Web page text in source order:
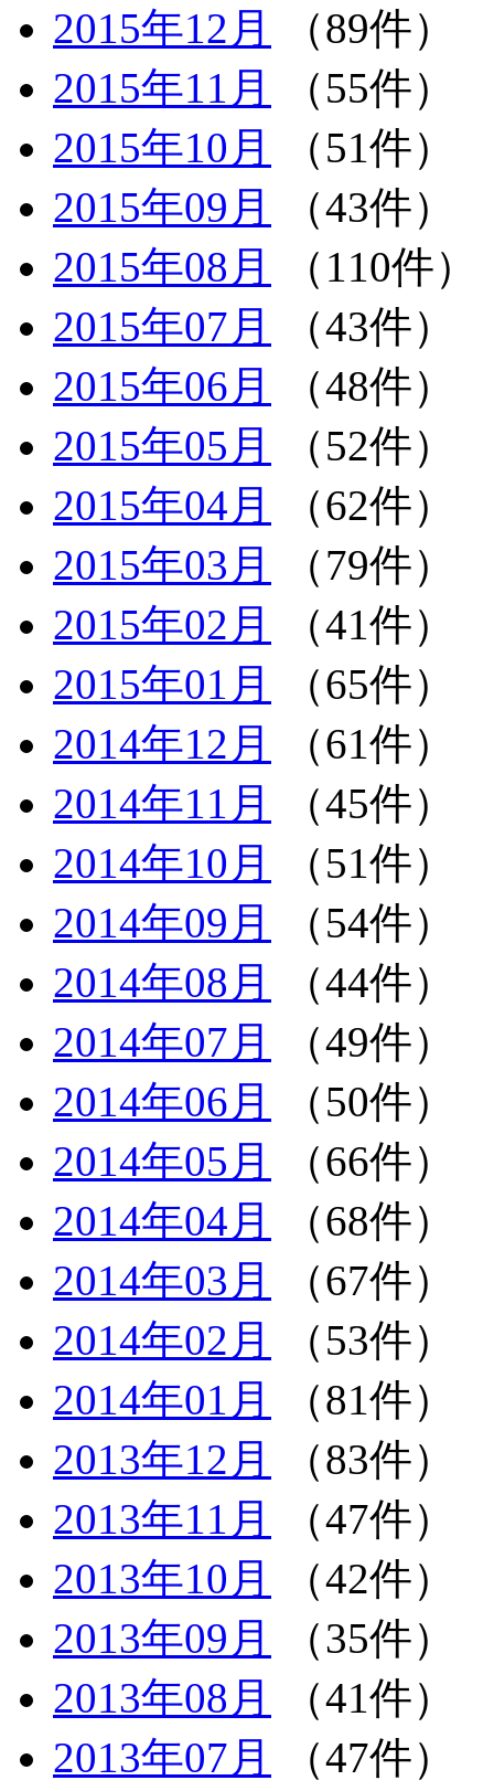
2015年12月
（89件）
2015年11月
（55件）
2015年10月
（51件）
2015年09月
（43件）
2015年08月
（110件）
2015年07月
（43件）
2015年06月
（48件）
2015年05月
（52件）
2015年04月
（62件）
2015年03月
（79件）
2015年02月
（41件）
2015年01月
（65件）
2014年12月
（61件）
2014年11月
（45件）
2014年10月
（51件）
2014年09月
（54件）
2014年08月
（44件）
2014年07月
（49件）
2014年06月
（50件）
2014年05月
（66件）
2014年04月
（68件）
2014年03月
（67件）
2014年02月
（53件）
2014年01月
（81件）
2013年12月
（83件）
2013年11月
（47件）
2013年10月
（42件）
2013年09月
（35件）
2013年08月
（41件）
2013年07月
（47件）